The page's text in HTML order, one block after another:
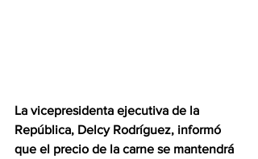
La vicepresidenta ejecutiva de la
República, Delcy Rodríguez, informó
que el precio de la carne se mantendrá